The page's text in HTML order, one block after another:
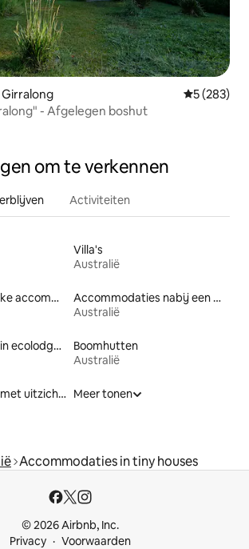
5 (283)
- Afgelegen boshut
om te verkennen
Activiteiten
Villa's
Australië
Huisdiervriendelijke accommodaties
Accommodaties nabij een meer
Australië
Accommodaties in ecolodges
Boomhutten
Australië
Accommodaties met uitzicht op het strand
Meer tonen
Accommodaties in tiny houses
© 2026 Airbnb, Inc.
Privacy
Voorwaarden